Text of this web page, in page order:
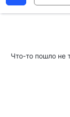
Что-то пошло не